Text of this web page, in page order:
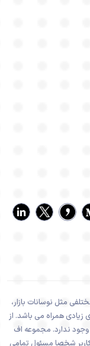
مثل نوسانات بازار،
همراه می باشد. از
وجود ندارد. مجموعه اف
شخصا مسئول تمامی